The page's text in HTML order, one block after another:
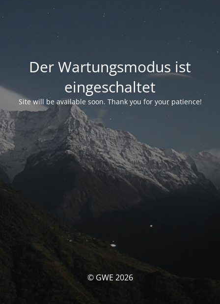
Der Wartungsmodus ist
eingeschaltet
Site will be available soon. Thank you for your patience!
© GWE 2026